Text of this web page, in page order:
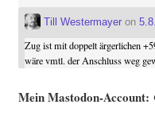
Till Westermayeron
Zug ist mit doppelt ärgerlichen
wäre vmtl. der Anschluss weg
Mein Mast­o­don-Account: